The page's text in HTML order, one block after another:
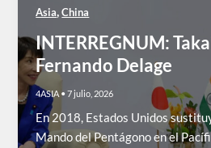
Asia,China
INTERREGNUM:
Fernando Delage
4ASIA •7 julio, 2026
En 2018, Estados Unidos
Mando del Pentágono en el